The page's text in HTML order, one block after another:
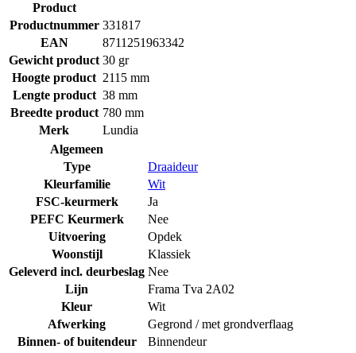
Product
Productnummer 331817
EAN
8711251963342
Gewicht product 30 gr
Hoogte product 2115 mm
Lengte product 38 mm
Breedte product 780 mm
Merk
Lundia
Algemeen
Type
Draaideur
Kleurfamilie
Wit
FSC-keurmerk
Ja
PEFC Keurmerk
Nee
Uitvoering
Opdek
Woonstijl
Klassiek
Geleverd incl. deurbeslag Nee
Lijn
Frama Tva 2A02
Kleur
Wit
Afwerking
Gegrond / met grondverflaag
Binnen- of buitendeur
Binnendeur